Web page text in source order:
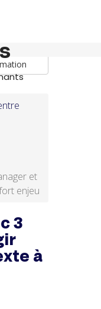
et
enjeu
3
à